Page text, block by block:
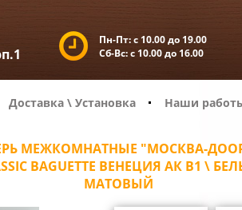
Пн-Пт:с 10.00 до 19.00
Сб-Вс:с 10.00 до 16.00
Доставка \ Установка Наши
МЕЖКОМНАТНЫЕ "МОСКВА-
BAGUETTE ВЕНЕЦИЯ АК B1 \
МАТОВЫЙ